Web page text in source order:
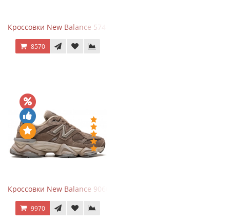
Кроссовки New Balance 574 Navy Blue White
8570
Кроссовки New Balance 9060 Mushroom
9970